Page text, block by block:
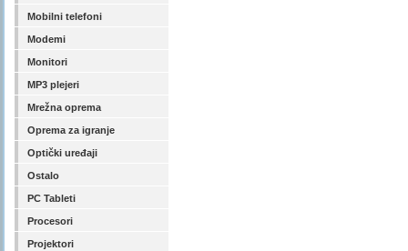
Mobilni telefoni
Modemi
Monitori
MP3 plejeri
Mrežna oprema
Oprema za igranje
Optički uređaji
Ostalo
PC Tableti
Procesori
Projektori